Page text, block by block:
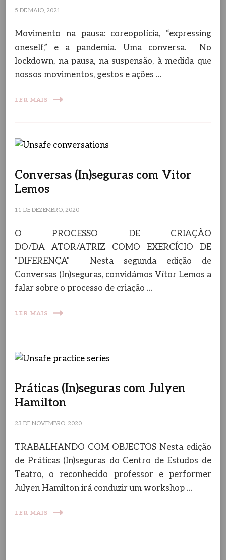
5 DE MAIO, 2021
Movimento na pausa: coreopolícia, “expressing
oneself,” e a pandemia. Uma conversa. No
lockdown, na pausa, na suspensão, à medida que
nossos movimentos, gestos e ações …
LER MAIS
Conversas (In)seguras com Vitor
Lemos
11 DE DEZEMBRO, 2020
O PROCESSO DE CRIAÇÃO
DO/DA ATOR/ATRIZ COMO EXERCÍCIO DE
"DIFERENÇA" Nesta segunda edição de
Conversas (In)seguras, convidámos Vítor Lemos a
falar sobre o processo de criação …
LER MAIS
Práticas (In)seguras com Julyen
Hamilton
23 DE NOVEMBRO, 2020
TRABALHANDO COM OBJECTOS Nesta edição
de Práticas (In)seguras do Centro de Estudos de
Teatro, o reconhecido professor e performer
Julyen Hamilton irá conduzir um workshop …
LER MAIS